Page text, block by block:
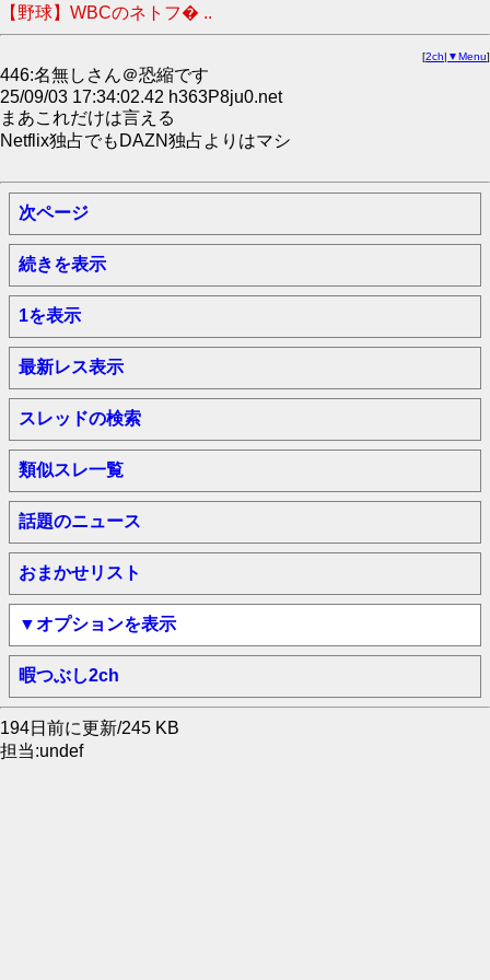
【野球】WBCのネトフ� ..
[2ch| ▼Menu]
446:名無しさん＠恐縮です
25/09/03 17:34:02.42 h363P8ju0.net
まあこれだけは言える
Netflix独占でもDAZN独占よりはマシ
次ページ
続きを表示
1を表示
最新レス表示
スレッドの検索
類似スレ一覧
話題のニュース
おまかせリスト
▼オプションを表示
暇つぶし2ch
194日前に更新/245 KB
担当:undef